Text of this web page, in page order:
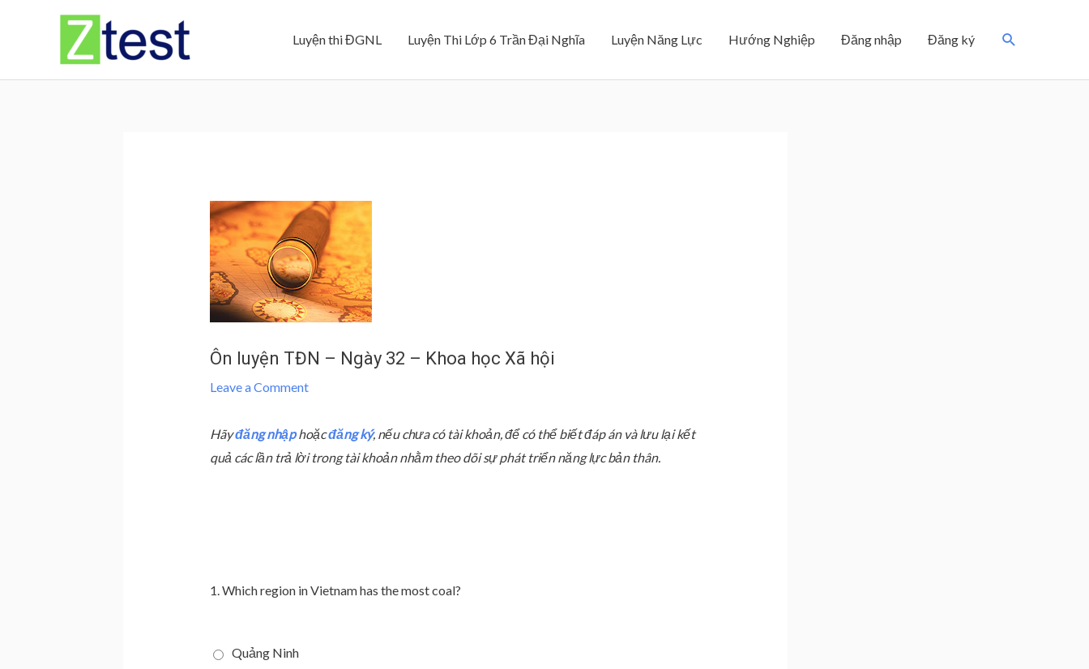
Luyện thi ĐGNL Luyện Thi Lớp 6 Trần Đại Nghĩa Luyện Năng Lực Hướng Nghiệp Đăng nhập Đăng ký Search
Ôn luyện TĐN – Ngày 32 – Khoa học Xã hội
Leave a Comment
Hãyđăng nhậphoặcđăng ký, nếu chưa có tài khoản, để có thể biết đáp án và lưu lại kết
quả các lần trả lời trong tài khoản nhằm theo dõi sự phát triển năng lực bản thân.
1.Which region in Vietnam has the most coal?
Quảng Ninh